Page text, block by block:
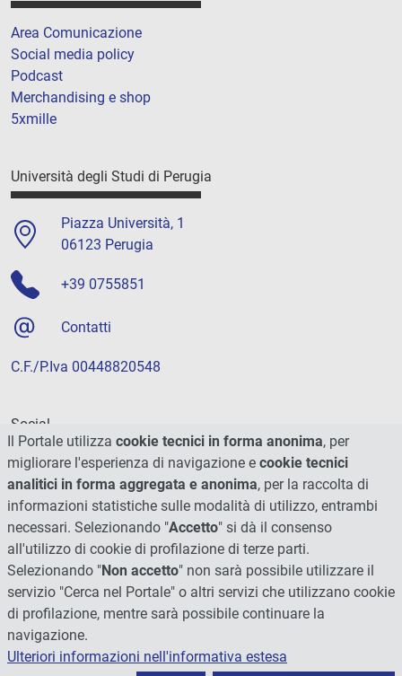
Area Comunicazione
Social media policy
Podcast
Merchandising e shop
5xmille
Università degli Studi di Perugia
Piazza Università, 1
06123 Perugia
+39 0755851
Contatti
C.F./P.Iva 00448820548
Social
Il Portale utilizza cookie tecnici in forma anonima, per
migliorare l'esperienza di navigazione e cookie tecnici
analitici in forma aggregata e anonima, per la raccolta di
informazioni statistiche sulle modalità di utilizzo, entrambi
necessari. Selezionando "Accetto" si dà il consenso
all'utilizzo di cookie di profilazione di terze parti.
Selezionando "Non accetto" non sarà possibile utilizzare il
servizio "Cerca nel Portale" o altri servizi che utilizzano cookie
di profilazione, mentre sarà possibile continuare la
navigazione.
Ulteriori informazioni nell'informativa estesa